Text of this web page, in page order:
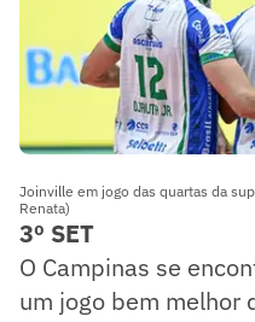
Joinville em jogo das quartas da
Renata)
3º SET
O Campinas se
um jogo bem melhor